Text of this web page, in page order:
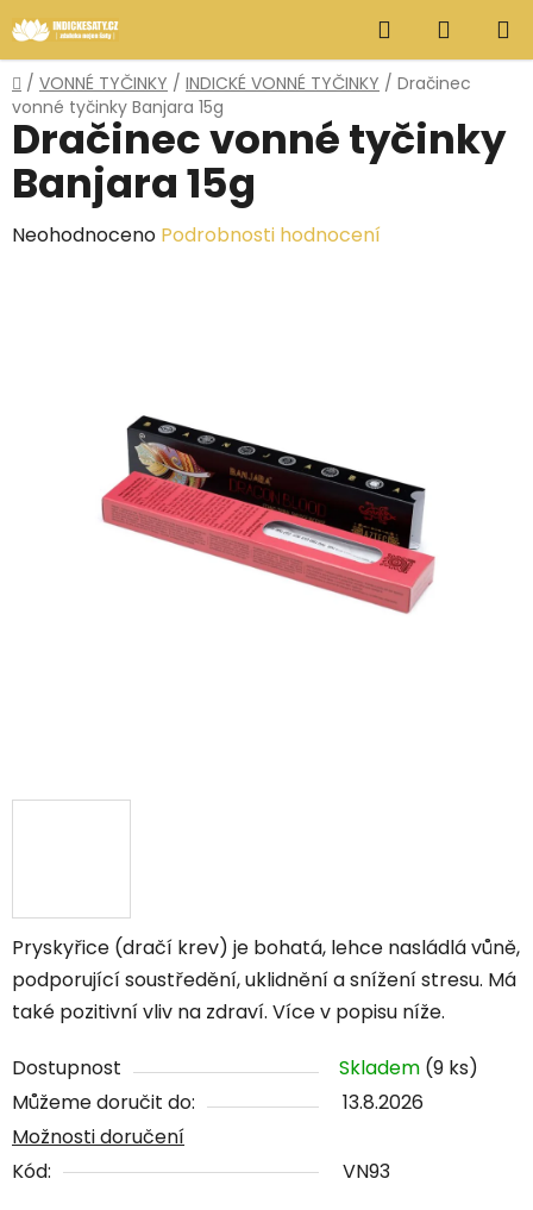
na
obsah
Hledat
KOŠÍK
Domů
/ VONNÉ TYČINKY / INDICKÉ VONNÉ TYČINKY / Dračinec
vonné tyčinky Banjara 15g
Pryskyřice (dračí krev) je bohatá, lehce nasládlá vůně,
podporující soustředění, uklidnění a snížení stresu. Má
také pozitivní vliv na zdraví. Více v popisu níže.
Dostupnost Skladem (9 ks)
Můžeme doručit do:
13.8.2026
Možnosti doručení
Kód:
VN93
Dračinec vonné tyčinky
Banjara 15g
Průměrné
Neohodnoceno Podrobnosti hodnocení